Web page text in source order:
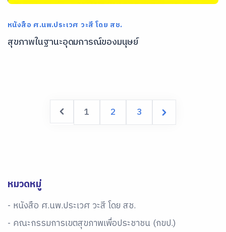
หนังสือ ศ.นพ.ประเวศ วะสี โดย สช.
สุขภาพในฐานะอุดมการณ์ของมนุษย์
1 2 3
หมวดหมู่
- หนังสือ ศ.นพ.ประเวศ วะสี โดย สช.
- คณะกรรมการเขตสุขภาพเพื่อประชาชน (กขป.)